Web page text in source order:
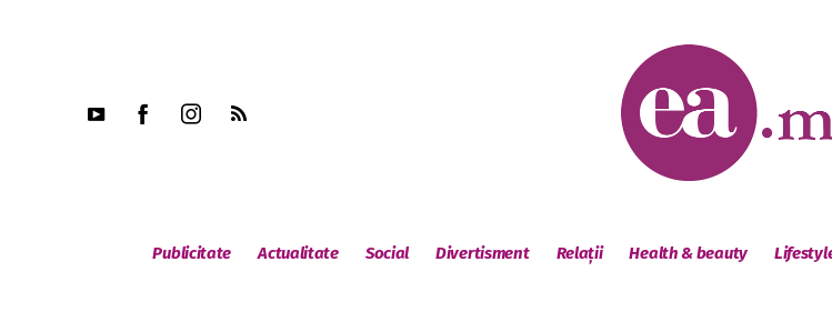
Publicitate Actualitate Social Divertisment Relații Health & beauty